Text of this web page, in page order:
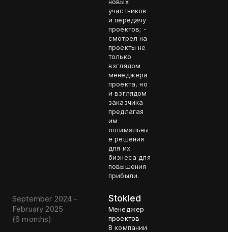
участников
и передачу
проектов; -
смотрел на
проекты не
только
взглядом
менеджера
проекта, но
и взглядом
заказчика
предлагая
им
оптимальны
е решения
для их
бизнеса для
повышения
прибыли.
September 2024 -
February 2025
(6 months)
Stokled
Менеджер
проектов
В компании